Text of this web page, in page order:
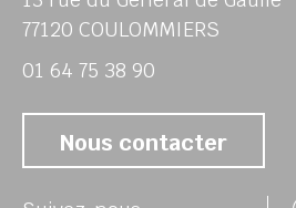
77120 COULOMMIERS
01 64 75 38 90
Nous contacter